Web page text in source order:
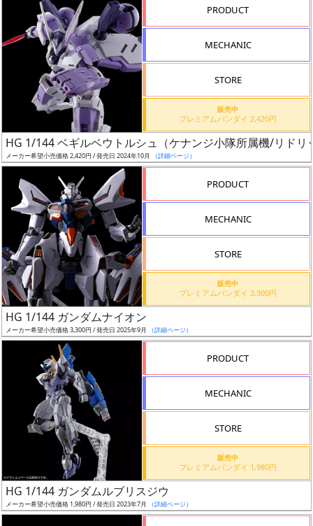
ド
ー
ル
成
色
シ
リ
ー
状
PRODUCT
MECHANIC
STORE
販売中
プレミアムバンダイ 2,420円
HG 1/144 ベギルベウトルシュ（ケナンジ小隊所属機/リドリ
メーカー希望小売価格 2,420円 / 発売日 2024年10月 （詳細ページ）
PRODUCT
MECHANIC
STORE
販売中
プレミアムバンダイ 3,300円
HG 1/144 ガンダムナイオン
メーカー希望小売価格 3,300円 / 発売日 2025年9月 （詳細ページ）
PRODUCT
MECHANIC
STORE
販売中
プレミアムバンダイ 1,980円
HG 1/144 ガンダムルブリスジウ
メーカー希望小売価格 1,980円 / 発売日 2023年7月 （詳細ページ）